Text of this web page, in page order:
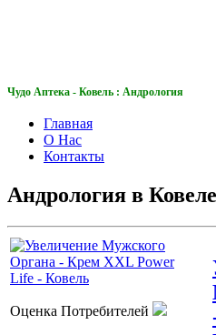
Чудо Аптека - Ковель : Андрология
Главная
О Нас
Контакты
Андрология в Ковеле
Оценка Потребителей